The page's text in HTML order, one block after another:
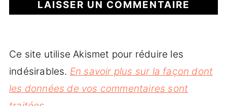
Ce site utilise Akismet pour réduire les
indésirables. En savoir plus sur la façon dont
les données de vos commentaires sont